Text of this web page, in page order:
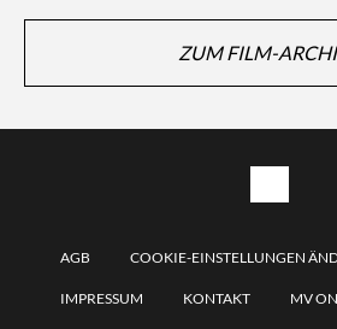
ZUM FILM-
AGB COOKIE-EINSTELLUNGEN
IMPRESSUM KONTAKT MV